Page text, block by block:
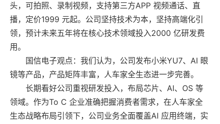
头，可拍照、录制视频，支持第三方APP 视频通话、直
播，定价1999 元起。公司坚持技术为本，坚持高端化引
领，预计未来五年将在核心技术领域投入2000 亿研发费
用。
国信电子观点：我们认为，公司发布小米YU7、AI 眼
镜等产品，产品矩阵丰富，人车家全生态进一步完善。
长期看好公司重视研发投入，布局芯片、AI、OS 等
领域。作为To C 企业准确把握消费者需求，在人车家全
生态战略布局引领下，公司业务全面覆盖AI 应用终端，实